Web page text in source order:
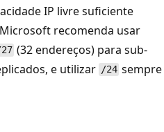
IP livre suficiente
recomenda usar
(32 endereços) para sub-
e utilizar /24 sempre